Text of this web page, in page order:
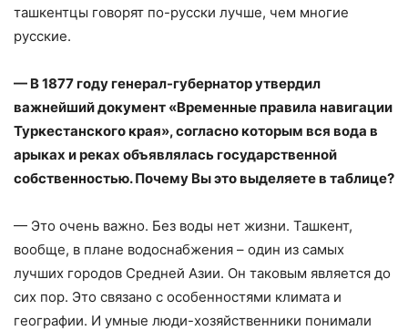
ташкентцы говорят по-русски лучше, чем многие
русские.
— В 1877 году генерал-губернатор утвердил
важнейший документ «Временные правила навигации
Туркестанского края», согласно которым вся вода в
арыках и реках объявлялась государственной
собственностью. Почему Вы это выделяете в таблице?
— Это очень важно. Без воды нет жизни. Ташкент,
вообще, в плане водоснабжения – один из самых
лучших городов Средней Азии. Он таковым является до
сих пор. Это связано с особенностями климата и
географии. И умные люди-хозяйственники понимали